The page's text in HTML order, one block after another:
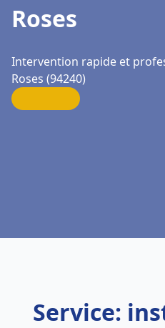
Roses
Intervention rapide et
Roses (94240)
Service: